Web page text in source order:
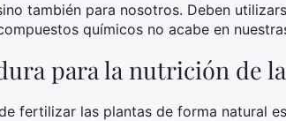
también para nosotros. Deben
químicos no acabe en
para la nutrición de
fertilizar las plantas de forma natural